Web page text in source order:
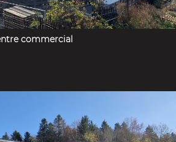
commercial